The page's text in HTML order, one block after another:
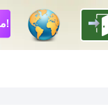
مساعدة!